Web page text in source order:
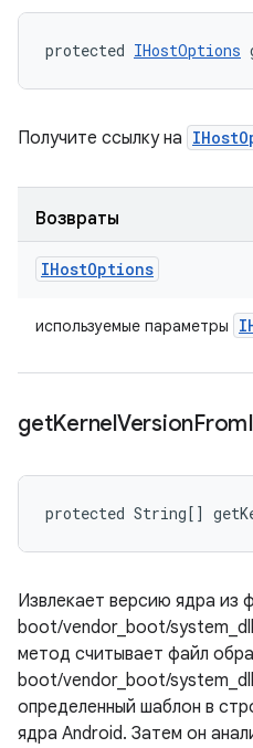
protected IHostOptions
Получите ссылку на
Возвраты
IHostOptions
используемые параметры
getKernelVersionFrom
protected String[]
Извлекает версию ядра из
boot/vendor_boot/
метод считывает файл
boot/vendor_boot/
определенный шаблон в
ядра Android. Затем он